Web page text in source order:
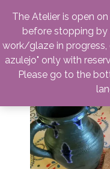
The Atelier is open
before stopping by
work/glaze in progress,
azulejo" only with
Please go to the